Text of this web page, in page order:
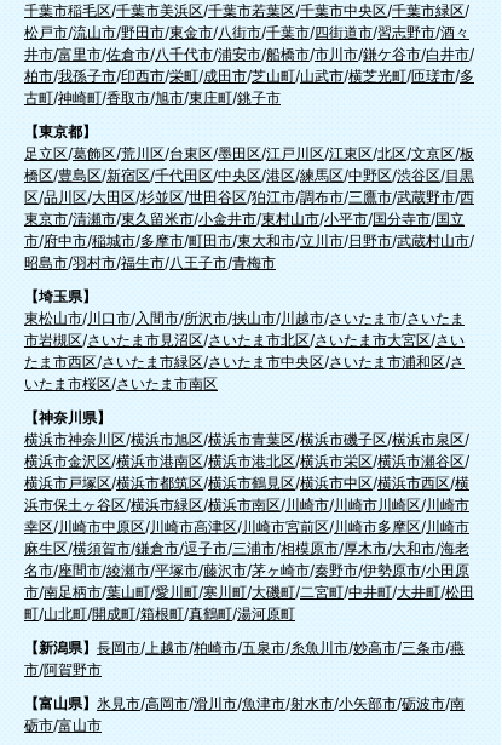
千葉市稲毛区/千葉市美浜区/千葉市若葉区/千葉市中央区/千葉市緑区/
松戸市/流山市/野田市/東金市/八街市/千葉市/四街道市/習志野市/酒々
井市/富里市/佐倉市/八千代市/浦安市/船橋市/市川市/鎌ケ谷市/白井市/
柏市/我孫子市/印西市/栄町/成田市/芝山町/山武市/横芝光町/匝瑳市/多
古町/神崎町/香取市/旭市/東庄町/銚子市
【東京都】
足立区/葛飾区/荒川区/台東区/墨田区/江戸川区/江東区/北区/文京区/板
橋区/豊島区/新宿区/千代田区/中央区/港区/練馬区/中野区/渋谷区/目黒
区/品川区/大田区/杉並区/世田谷区/狛江市/調布市/三鷹市/武蔵野市/西
東京市/清瀬市/東久留米市/小金井市/東村山市/小平市/国分寺市/国立
市/府中市/稲城市/多摩市/町田市/東大和市/立川市/日野市/武蔵村山市/
昭島市/羽村市/福生市/八王子市/青梅市
【埼玉県】
東松山市/川口市/入間市/所沢市/挟山市/川越市/さいたま市/さいたま
市岩槻区/さいたま市見沼区/さいたま市北区/さいたま市大宮区/さい
たま市西区/さいたま市緑区/さいたま市中央区/さいたま市浦和区/さ
いたま市桜区/さいたま市南区
【神奈川県】
横浜市神奈川区/横浜市旭区/横浜市青葉区/横浜市磯子区/横浜市泉区/
横浜市金沢区/横浜市港南区/横浜市港北区/横浜市栄区/横浜市瀬谷区/
横浜市戸塚区/横浜市都筑区/横浜市鶴見区/横浜市中区/横浜市西区/横
浜市保土ヶ谷区/横浜市緑区/横浜市南区/川崎市/川崎市川崎区/川崎市
幸区/川崎市中原区/川崎市高津区/川崎市宮前区/川崎市多摩区/川崎市
麻生区/横須賀市/鎌倉市/逗子市/三浦市/相模原市/厚木市/大和市/海老
名市/座間市/綾瀬市/平塚市/藤沢市/茅ヶ崎市/秦野市/伊勢原市/小田原
市/南足柄市/葉山町/愛川町/寒川町/大磯町/二宮町/中井町/大井町/松田
町/山北町/開成町/箱根町/真鶴町/湯河原町
【新潟県】 長岡市/上越市/柏崎市/五泉市/糸魚川市/妙高市/三条市/燕
市/阿賀野市
【富山県】 氷見市/高岡市/滑川市/魚津市/射水市/小矢部市/砺波市/南
砺市/富山市